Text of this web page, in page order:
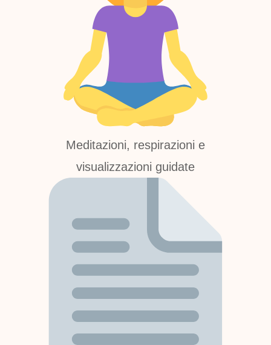
Meditazioni, respirazioni e
visualizzazioni guidate